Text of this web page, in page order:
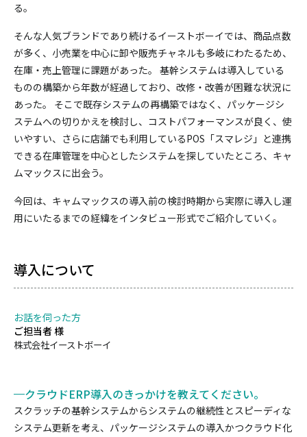
る。
そんな人気ブランドであり続けるイーストボーイでは、商品点数
が多く、小売業を中心に卸や販売チャネルも多岐にわたるため、
在庫・売上管理に課題があった。 基幹システムは導入している
ものの構築から年数が経過しており、改修・改善が困難な状況に
あった。 そこで既存システムの再構築ではなく、パッケージシ
ステムへの切りかえを検討し、コストパフォーマンスが良く、使
いやすい、さらに店舗でも利用しているPOS「スマレジ」と連携
できる在庫管理を中心としたシステムを探していたところ、キャ
ムマックスに出会う。
今回は、キャムマックスの導入前の検討時期から実際に導入し運
用にいたるまでの経緯をインタビュー形式でご紹介していく。
導入について
お話を伺った方
ご担当者様
株式会社イーストボーイ
クラウドERP導入のきっかけを教えてください。
スクラッチの基幹システムからシステムの継続性とスピーディな
システム更新を考え、パッケージシステムの導入かつクラウド化